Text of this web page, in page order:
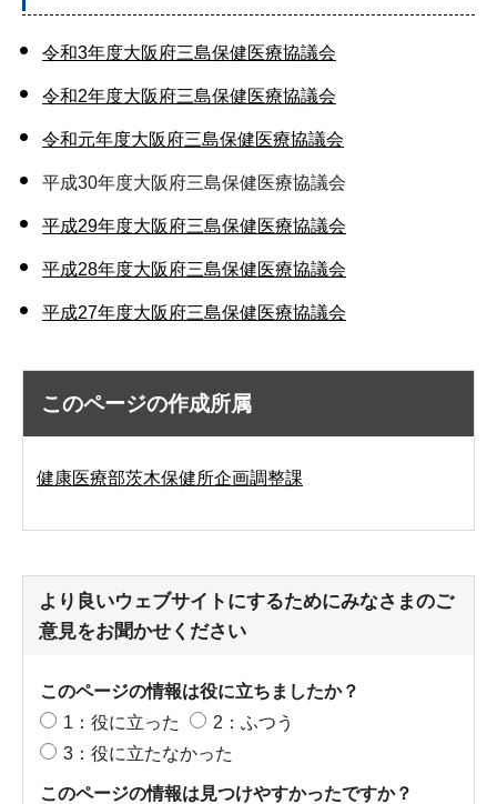
令和3年度大阪府三島保健医療協議会
令和2年度大阪府三島保健医療協議会
令和元年度大阪府三島保健医療協議会
平成30年度大阪府三島保健医療協議会
平成29年度大阪府三島保健医療協議会
平成28年度大阪府三島保健医療協議会
平成27年度大阪府三島保健医療協議会
このページの作成所属
健康医療部茨木保健所企画調整課
より良いウェブサイトにするためにみなさまのご
意見をお聞かせください
このページの情報は役に立ちましたか？
1：役に立った
2：ふつう
3：役に立たなかった
このページの情報は見つけやすかったですか？